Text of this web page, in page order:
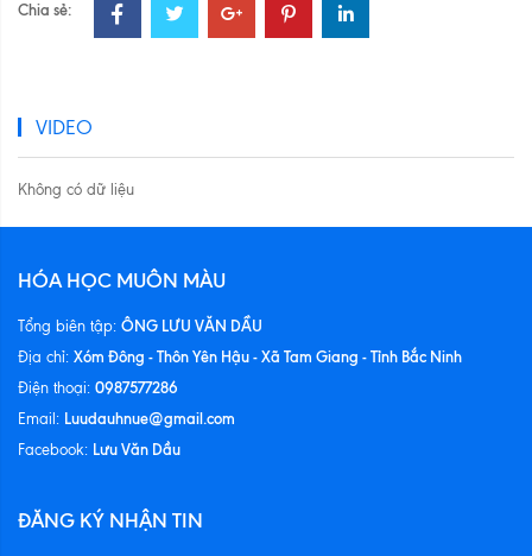
Chia sẻ:
VIDEO
Không có dữ liệu
HÓA HỌC MUÔN MÀU
Tổng biên tập: ÔNG LƯU VĂN DẦU
Địa chỉ: Xóm Đông - Thôn Yên Hậu - Xã Tam Giang - Tỉnh Bắc Ninh
Điện thoại: 0987577286
Email: Luudauhnue@gmail.com
Facebook: Lưu Văn Dầu
ĐĂNG KÝ NHẬN TIN